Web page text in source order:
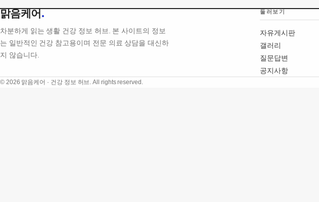
맑음케어.
차분하게 읽는 생활 건강 정보 허브. 본 사이트의 정보
는 일반적인 건강 참고용이며 전문 의료 상담을 대신하
지 않습니다.
둘러보기
자유게시판
갤러리
질문답변
공지사항
© 2026 맑음케어 · 건강 정보 허브. All rights reserved.